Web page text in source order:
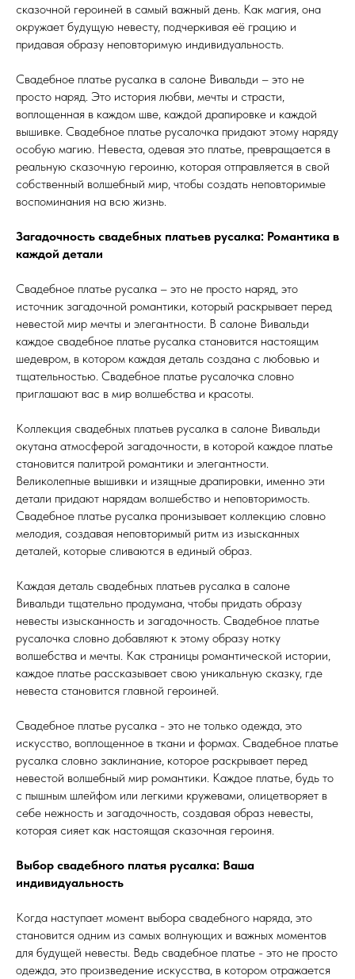
сказочной героиней в самый важный день. Как магия, она
окружает будущую невесту, подчеркивая её грацию и
придавая образу неповторимую индивидуальность.
Свадебное платье русалка в салоне Вивальди – это не
просто наряд. Это история любви, мечты и страсти,
воплощенная в каждом шве, каждой драпировке и каждой
вышивке. Свадебное платье русалочка придают этому наряду
особую магию. Невеста, одевая это платье, превращается в
реальную сказочную героиню, которая отправляется в свой
собственный волшебный мир, чтобы создать неповторимые
воспоминания на всю жизнь.
Загадочность свадебных платьев русалка: Романтика в
каждой детали
Свадебное платье русалка – это не просто наряд, это
источник загадочной романтики, который раскрывает перед
невестой мир мечты и элегантности. В салоне Вивальди
каждое свадебное платье русалка становится настоящим
шедевром, в котором каждая деталь создана с любовью и
тщательностью. Свадебное платье русалочка словно
приглашают вас в мир волшебства и красоты.
Коллекция свадебных платьев русалка в салоне Вивальди
окутана атмосферой загадочности, в которой каждое платье
становится палитрой романтики и элегантности.
Великолепные вышивки и изящные драпировки, именно эти
детали придают нарядам волшебство и неповторимость.
Свадебное платье русалка пронизывает коллекцию словно
мелодия, создавая неповторимый ритм из изысканных
деталей, которые сливаются в единый образ.
Каждая деталь свадебных платьев русалка в салоне
Вивальди тщательно продумана, чтобы придать образу
невесты изысканность и загадочность. Свадебное платье
русалочка словно добавляют к этому образу нотку
волшебства и мечты. Как страницы романтической истории,
каждое платье рассказывает свою уникальную сказку, где
невеста становится главной героиней.
Свадебное платье русалка - это не только одежда, это
искусство, воплощенное в ткани и формах. Свадебное платье
русалка словно заклинание, которое раскрывает перед
невестой волшебный мир романтики. Каждое платье, будь то
с пышным шлейфом или легкими кружевами, олицетворяет в
себе нежность и загадочность, создавая образ невесты,
которая сияет как настоящая сказочная героиня.
Выбор свадебного платья русалка: Ваша
индивидуальность
Когда наступает момент выбора свадебного наряда, это
становится одним из самых волнующих и важных моментов
для будущей невесты. Ведь свадебное платье - это не просто
одежда, это произведение искусства, в котором отражается